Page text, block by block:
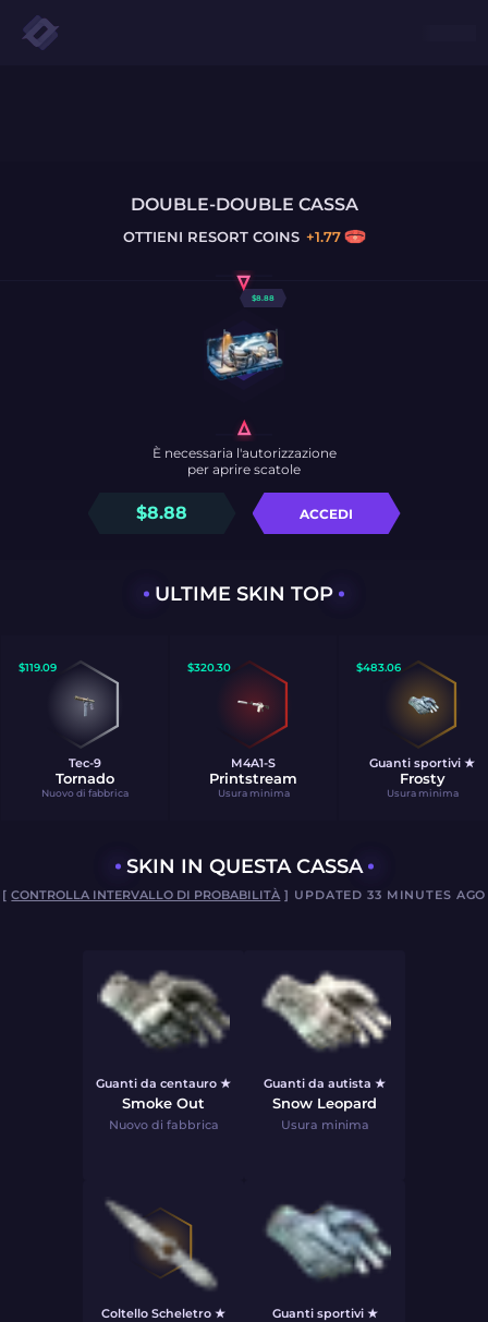
DOUBLE-DOUBLE CASSA
OTTIENI RESORT COINS +1.77
$8.88
$8.88 ACCEDI
È necessaria l'autorizzazione
per aprire scatole
ULTIME SKIN TOP
$119.09
Tec-9
Tornado
Nuovo di fabbrica
$320.30
M4A1-S
Printstream
Usura minima
$483.06
Guanti sportivi ★
Frosty
Usura minima
SKIN IN QUESTA CASSA
[CONTROLLA INTERVALLO DI PROBABILITÀ ] UPDATED 33 MINUTES AGO
Guanti da centauro ★
Smoke Out
Nuovo di fabbrica
Guanti da autista ★
Snow Leopard
Usura minima
Coltello Scheletro ★ Guanti sportivi ★